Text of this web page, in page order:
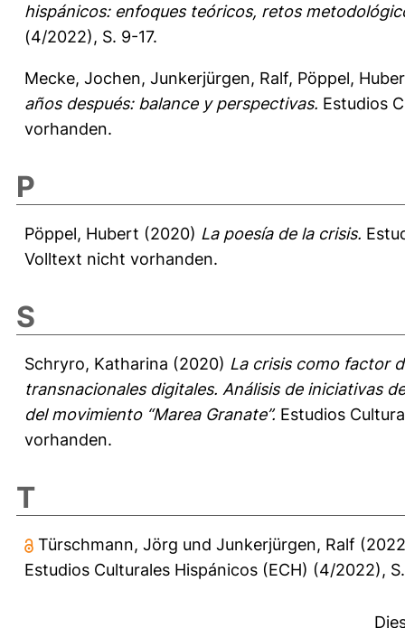
hispánicos: enfoques teóricos, retos
(4/2022), S. 9-17.
Mecke, Jochen, Junkerjürgen, Ralf, Pöppel,
años después: balance y perspectivas. Estudios
vorhanden.
P
Pöppel, Hubert (2020) La poesía de la crisis.
Volltext nicht vorhanden.
S
Schryro, Katharina (2020) La crisis como factor
transnacionales digitales. Análisis de iniciativas
del movimiento “Marea Granate”. Estudios
vorhanden.
T
Türschmann, Jörg und Junkerjürgen, Ralf
Estudios Culturales Hispánicos (ECH) (4/2022),